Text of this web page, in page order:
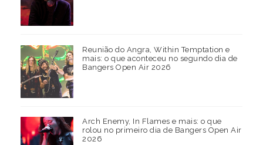
Reunião do Angra, Within Temptation e
mais: o que aconteceu no segundo dia de
Bangers Open Air 2026
Arch Enemy, In Flames e mais: o que
rolou no primeiro dia de Bangers Open Air
2026